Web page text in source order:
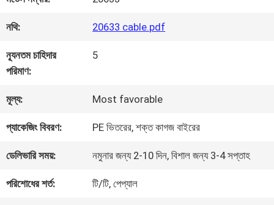
কারখানা
পরিদর্শন
গুণমান
নিয়ন্ত্রণ
আমাদের
নথি: 20633 cable.pdf
ন্যূনতম চাহিদার
পরিমাণ:
5
মূল্য: Most favorable
প্যাকেজিং বিবরণ: PE ভিতরের, শক্ত কাগজ বাইরের
ডেলিভারি সময়: নমুনার জন্য 2-10 দিন, বিশাল জন্য 3-4 সপ্তাহ
পরিশোধের শর্ত: টি/টি, পেপ্যাল